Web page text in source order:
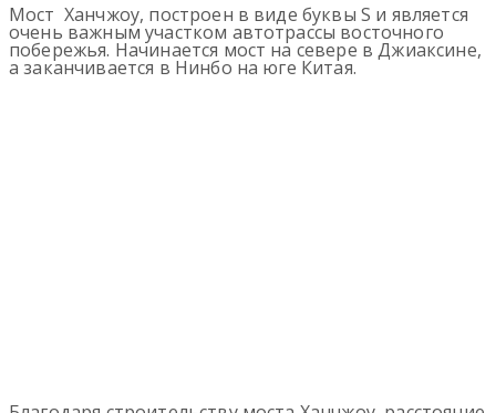
Мост Ханчжоу, построен в виде буквы S и является
очень важным участком автотрассы восточного
побережья. Начинается мост на севере в Джиаксине,
а заканчивается в Нинбо на юге Китая.